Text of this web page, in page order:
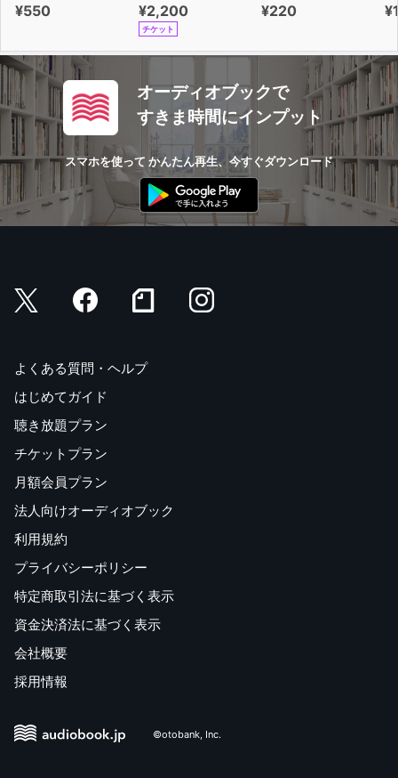
¥550 ¥2,200
チケット
¥220
オーディオブックで
すきま時間にインプット
スマホを使って かんたん再生、今すぐダウンロード
よくある質問・ヘルプ
はじめてガイド
聴き放題プラン
チケットプラン
月額会員プラン
法人向けオーディオブック
利用規約
プライバシーポリシー
特定商取引法に基づく表示
資金決済法に基づく表示
会社概要
採用情報
©otobank, Inc.